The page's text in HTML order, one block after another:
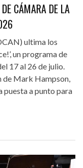
CÁMARA DE LA
ultima los
un programa de
17 al 26 de julio.
de Mark Hampson,
puesta a punto para